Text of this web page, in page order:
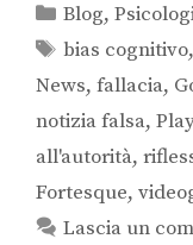
Blog,
bias cognitivo
News, fallacia,
notizia falsa,
all'autorità,
Fortesque,
Lascia un